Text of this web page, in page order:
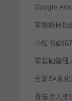
番茄达人变